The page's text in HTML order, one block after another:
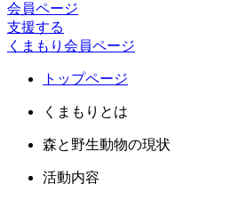
会員ページ
支援する
くまもり会員ページ
トップページ
くまもりとは
森と野生動物の現状
活動内容